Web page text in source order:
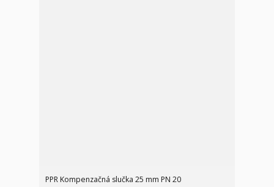
PPR Kompenzačná slučka 25 mm PN 20